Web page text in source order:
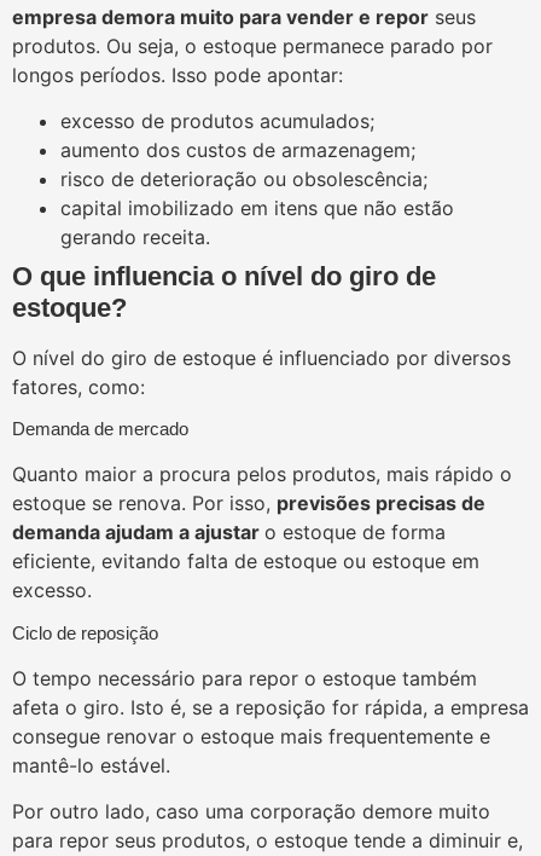
empresa demora muito para vender e repor seus
produtos. Ou seja, o estoque permanece parado por
longos períodos. Isso pode apontar:
excesso de produtos acumulados;
aumento dos custos de armazenagem;
risco de deterioração ou obsolescência;
capital imobilizado em itens que não estão
gerando receita.
O que influencia o nível do giro de
estoque?
O nível do giro de estoque é influenciado por diversos
fatores, como:
Demanda de mercado
Quanto maior a procura pelos produtos, mais rápido o
estoque se renova. Por isso, previsões precisas de
demanda ajudam a ajustar o estoque de forma
eficiente, evitando falta de estoque ou estoque em
excesso.
Ciclo de reposição
O tempo necessário para repor o estoque também
afeta o giro. Isto é, se a reposição for rápida, a empresa
consegue renovar o estoque mais frequentemente e
mantê-lo estável.
Por outro lado, caso uma corporação demore muito
para repor seus produtos, o estoque tende a diminuir e,